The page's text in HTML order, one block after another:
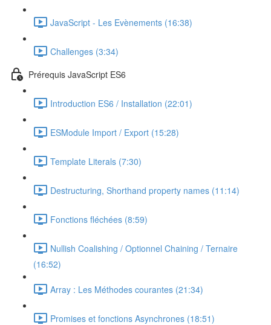
JavaScript - Les Evènements (16:38)
Challenges (3:34)
Prérequis JavaScript ES6
Introduction ES6 / Installation (22:01)
ESModule Import / Export (15:28)
Template Literals (7:30)
Destructuring, Shorthand property names (11:14)
Fonctions fléchées (8:59)
Nullish Coalishing / Optionnel Chaining / Ternaire
(16:52)
Array : Les Méthodes courantes (21:34)
Promises et fonctions Asynchrones (18:51)